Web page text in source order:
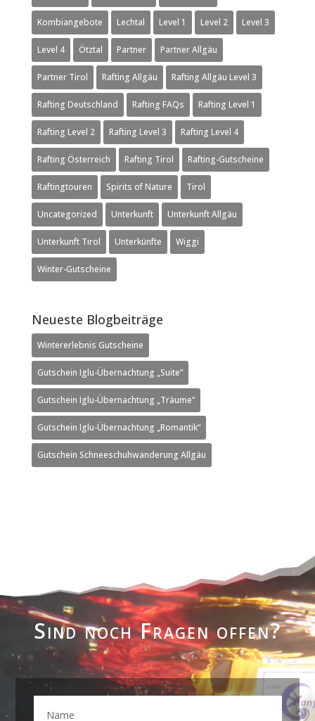
Kombiangebote Lechtal Level 1 Level 2 Level 3
Level 4 Ötztal Partner Partner Allgäu
Partner Tirol Rafting Allgäu Rafting Allgäu Level 3
Rafting Deutschland Rafting FAQs Rafting Level 1
Rafting Level 2 Rafting Level 3 Rafting Level 4
Rafting Österreich Rafting Tirol Rafting-Gutscheine
Raftingtouren Spirits of Nature Tirol
Uncategorized Unterkunft Unterkunft Allgäu
Unterkunft Tirol Unterkünfte Wiggi
Winter-Gutscheine
Neueste Blogbeiträge
Wintererlebnis Gutscheine
Gutschein Iglu-Übernachtung „Suite“
Gutschein Iglu-Übernachtung „Träume“
Gutschein Iglu-Übernachtung „Romantik“
Gutschein Schneeschuhwanderung Allgäu
Sind noch Fragen offen?